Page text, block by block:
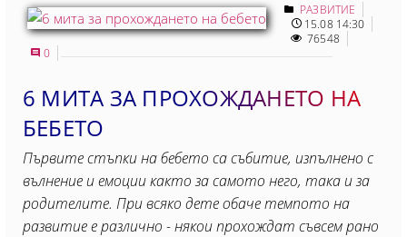
РАЗВИТИЕ
15.08 14:30
76548
0
6 МИТА ЗА ПРОХОЖДАНЕТО НА
БЕБЕТО
Първите стъпки на бебето са събитие, изпълнено с
вълнение и емоции както за самото него, така и за
родителите. При всяко дете обаче темпото на
развитие е различно - някои прохождат съвсем рано